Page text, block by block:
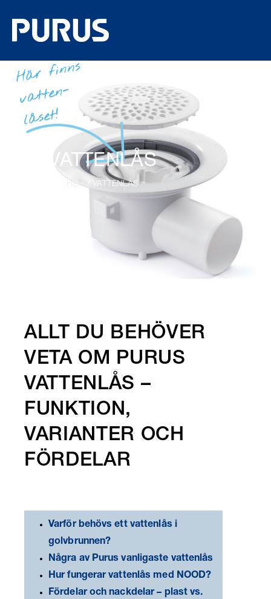
VATTENLÅS
HEM / VATTENLÅS
ALLT DU BEHÖVER
VETA OM PURUS
VATTENLÅS –
FUNKTION,
VARIANTER OCH
FÖRDELAR
Varför behövs ett vattenlås i
golvbrunnen?
Några av Purus vanligaste vattenlås
Hur fungerar vattenlås med NOOD?
Fördelar och nackdelar – plast vs.